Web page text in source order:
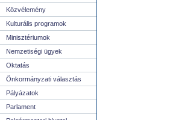
Közvélemény
Kulturális programok
Minisztériumok
Nemzetiségi ügyek
Oktatás
Önkormányzati választás
Pályázatok
Parlament